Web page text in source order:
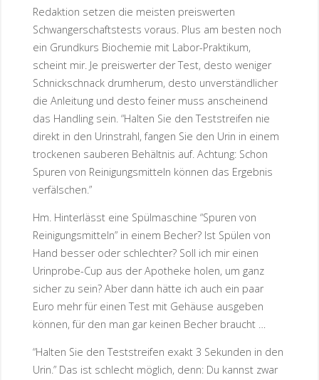
Redaktion setzen die meisten preiswerten
Schwangerschaftstests voraus. Plus am besten noch
ein Grundkurs Biochemie mit Labor-Praktikum,
scheint mir. Je preiswerter der Test, desto weniger
Schnickschnack drumherum, desto unverständlicher
die Anleitung und desto feiner muss anscheinend
das Handling sein. “Halten Sie den Teststreifen nie
direkt in den Urinstrahl, fangen Sie den Urin in einem
trockenen sauberen Behältnis auf. Achtung: Schon
Spuren von Reinigungsmitteln können das Ergebnis
verfälschen.”
Hm. Hinterlässt eine Spülmaschine “Spuren von
Reinigungsmitteln” in einem Becher? Ist Spülen von
Hand besser oder schlechter? Soll ich mir einen
Urinprobe-Cup aus der Apotheke holen, um ganz
sicher zu sein? Aber dann hätte ich auch ein paar
Euro mehr für einen Test mit Gehäuse ausgeben
können, für den man gar keinen Becher braucht …
“Halten Sie den Teststreifen exakt 3 Sekunden in den
Urin.” Das ist schlecht möglich, denn: Du kannst zwar